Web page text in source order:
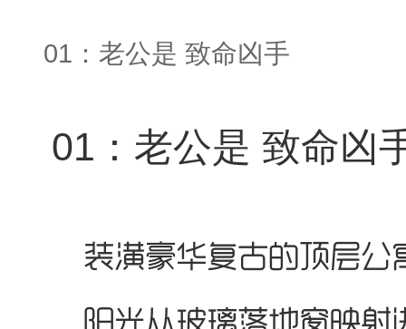
01：老公是 致命凶手
01：老公是 致命凶